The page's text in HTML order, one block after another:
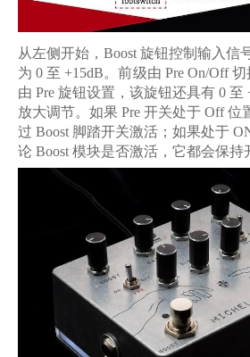
从左侧开始， Boost 旋钮控制输入信
为 0 至 +15dB。 前级由 Pre On/Off切
由 Pre 旋钮设置，该旋钮还具有 0 至
放大调节。如果 Pre 开关处于 Off位
过 Boost 脚踏开关激活；如果处于
论 Boost 模块是否激活，它都会保持